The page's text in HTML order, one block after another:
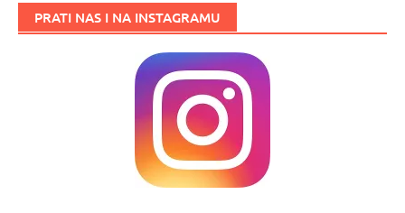
PRATI NAS I NA INSTAGRAMU